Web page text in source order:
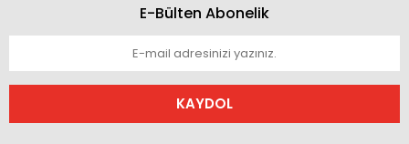
E-Bülten Abonelik
KAYDOL